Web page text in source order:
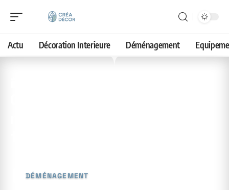
Actu Décoration Interieure Déménagement
DÉMÉNAGEMENT